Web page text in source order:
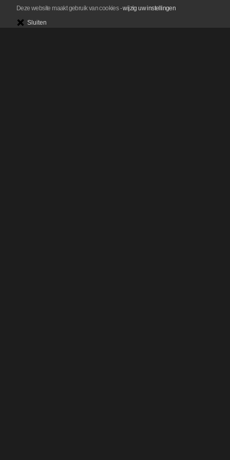
Deze website maakt gebruik van cookies-wijzig uw instellingen
Sluiten